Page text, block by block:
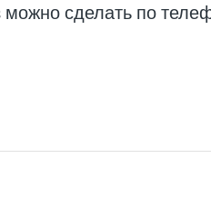
можно сделать по